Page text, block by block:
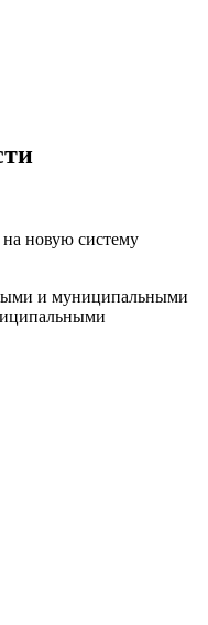
новую систему
и муниципальными